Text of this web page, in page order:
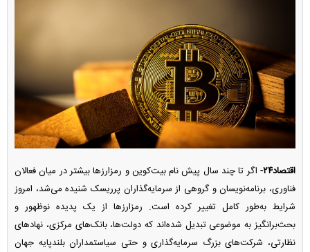
اقتصاد۲۴-
اگر تا چند سال پیش نام بیت‌کوین و رمزارز‌ها بیشتر در میان فعالان
فناوری، برنامه‌نویسان و گروهی از سرمایه‌گذاران پرریسک شنیده می‌شد، امروز
شرایط به‌طور کامل تغییر کرده است. رمزارز‌ها از یک پدیده نوظهور و
بحث‌برانگیز به موضوعی تبدیل شده‌اند که دولت‌ها، بانک‌های مرکزی، نهاد‌های
نظارتی، شرکت‌های بزرگ سرمایه‌گذاری و حتی سیاستمداران بلندپایه جهان